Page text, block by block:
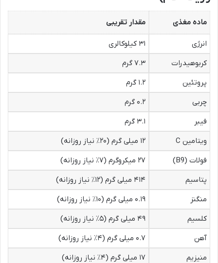
ماده مغذی مقدار تقریبی
انرژی
۳۱ کیلوکالری
کربوهیدرات
۷.۳ گرم
پروتئین
۱.۲ گرم
چربی
۰.۲ گرم
فیبر
۳.۱ گرم
ویتامین C
۱۲ میلی گرم (۲۰٪ نیاز روزانه)
فولات (B9)
۲۷ میکروگرم (۷٪ نیاز روزانه)
پتاسیم
۴۱۴ میلی گرم (۱۲٪ نیاز روزانه)
منگنز
۰.۱۹ میلی گرم (۱۰٪ نیاز روزانه)
کلسیم
۴۹ میلی گرم (۵٪ نیاز روزانه)
آهن
۰.۷ میلی گرم (۴٪ نیاز روزانه)
منیزیم
۱۷ میلی گرم (۴٪ نیاز روزانه)